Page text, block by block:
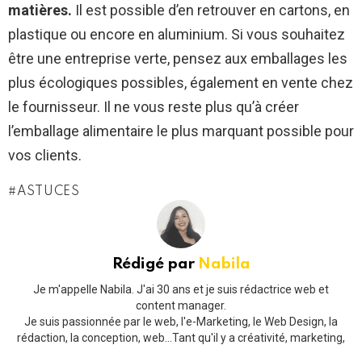
matières. Il est possible d’en retrouver en cartons, en
plastique ou encore en aluminium. Si vous souhaitez
être une entreprise verte, pensez aux emballages les
plus écologiques possibles, également en vente chez
le fournisseur. Il ne vous reste plus qu’à créer
l’emballage alimentaire le plus marquant possible pour
vos clients.
ASTUCES
Rédigé par Nabila
Je m'appelle Nabila. J'ai 30 ans et je suis rédactrice web et
content manager.
Je suis passionnée par le web, l'e-Marketing, le Web Design, la
rédaction, la conception, web...Tant qu'il y a créativité, marketing,